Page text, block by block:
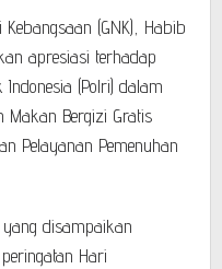
(GNK), Habib
apresiasi terhadap
(Polri) dalam
Makan Bergizi Gratis
Pelayanan Pemenuhan
disampaikan
Hari